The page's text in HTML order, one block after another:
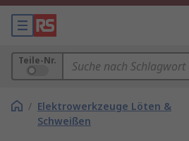
Teile-Nr.
/ Elektrowerkzeuge Löten &
Schweißen